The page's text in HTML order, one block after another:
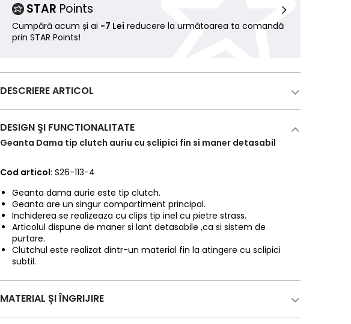
STAR Points
Cumpără acum și ai -7 Lei reducere la următoarea ta comandă
prin STAR Points!
DESCRIERE ARTICOL
DESIGN ŞI FUNCTIONALITATE
Geanta Dama tip clutch auriu cu sclipici fin si maner detasabil
Cod articol: S26-113-4
Geanta dama aurie este tip clutch.
Geanta are un singur compartiment principal.
Inchiderea se realizeaza cu clips tip inel cu pietre strass.
Articolul dispune de maner si lant detasabile ,ca si sistem de
purtare.
Clutchul este realizat dintr-un material fin la atingere cu sclipici
subtil.
MATERIAL ȘI ÎNGRIJIRE